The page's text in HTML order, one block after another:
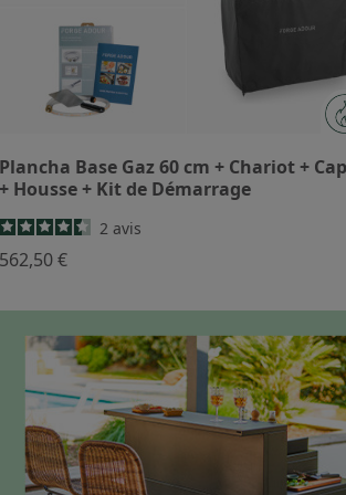
Plancha Base Gaz 60 cm + Chariot +
+ Housse + Kit de Démarrage
2 avis
562,50 €